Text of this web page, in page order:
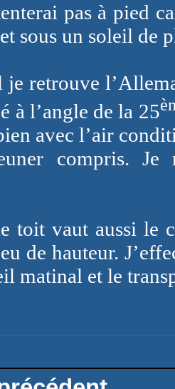
pas à pied
sous un soleil de
je retrouve
à l’angle de la 25
avec l’air
compris.
toit vaut aussi le
de hauteur.
matinal et le